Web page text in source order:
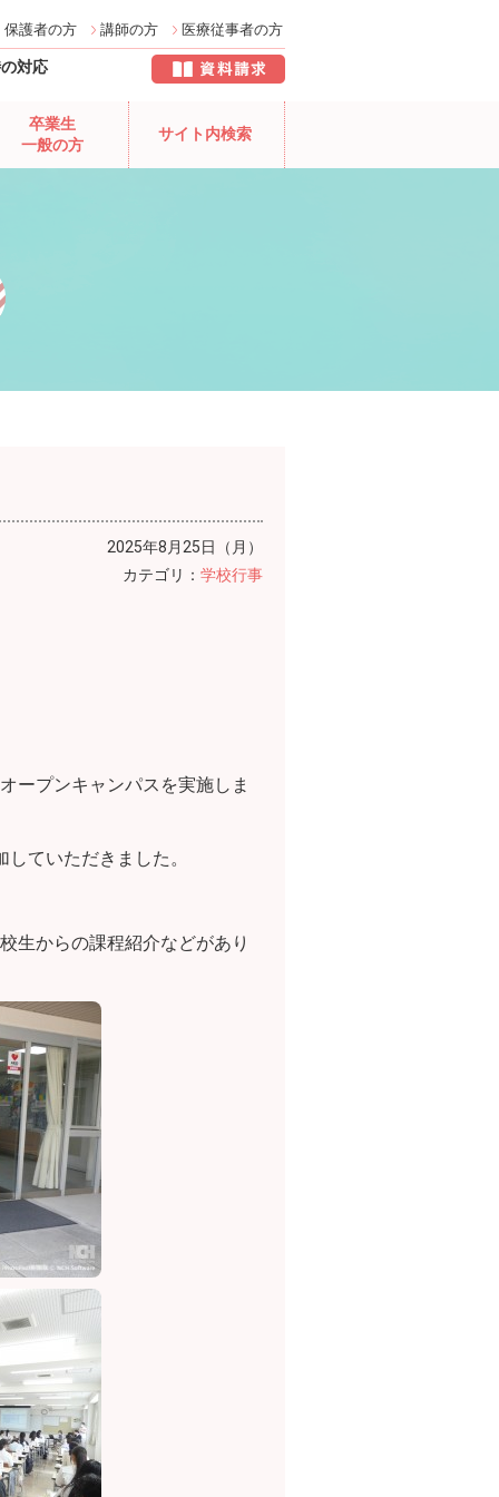
保護者の方 講師の方 医療従事者の方
対応
卒業生
一般の方
サイト内検索
2025年8月25日（月）
カテゴリ： 学校行事
ープンキャンパスを実施しま
ていただきました。
生からの課程紹介などがあり